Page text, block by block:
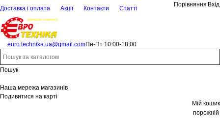
Доставка і оплата Акції Контакти Статті
Порівняння Вхід
euro.technika.ua@gmail.comПн-Пт 10:00-18:00
Пошук
Наша мережа магазинів
Подивитися на карті
Мій кошик
порожній